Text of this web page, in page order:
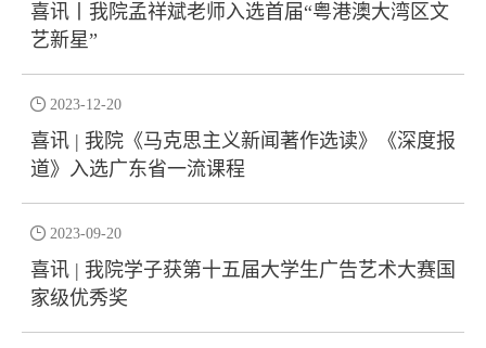
喜讯丨我院孟祥斌老师入选首届“粤港澳大湾区文
艺新星”
 2023-12-20
喜讯 | 我院《马克思主义新闻著作选读》《深度报
道》入选广东省一流课程
 2023-09-20
喜讯 | 我院学子获第十五届大学生广告艺术大赛国
家级优秀奖